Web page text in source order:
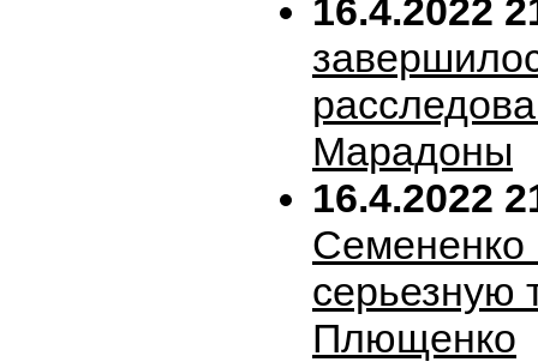
16.4.2022
Марадоны
16.4.2022
Семененко
серьезную
Плющенко